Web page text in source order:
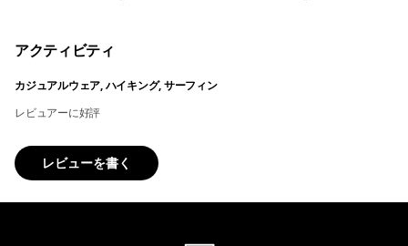
アクティビティ
カジュアルウェア, ハイキング, サーフィン
レビュアーに好評
レビューを書く